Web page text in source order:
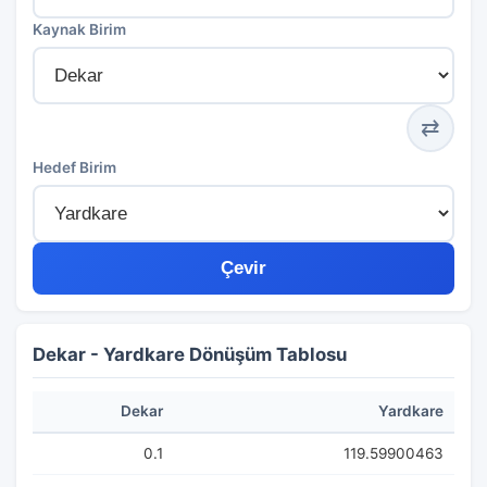
Kaynak Birim
⇄
Hedef Birim
Çevir
Dekar - Yardkare Dönüşüm Tablosu
Dekar Yardkare
0.1 119.59900463